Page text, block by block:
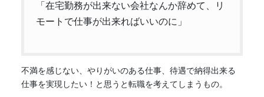
「在宅勤務が出来ない会社なんか辞めて、リ
モートで仕事が出来ればいいのに」
不満を感じない、やりがいのある仕事、待遇で納得出来る
仕事を実現したい！と思うと転職を考えてしまうもの。